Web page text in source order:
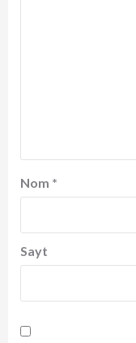
Nom *
Sayt